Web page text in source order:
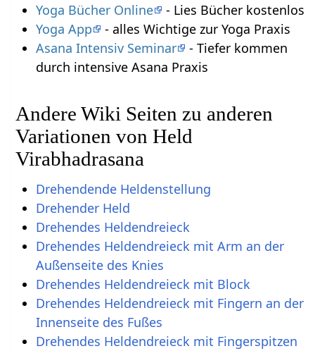
Yoga Bücher Online
- Lies Bücher kostenlos
Yoga App
- alles Wichtige zur Yoga Praxis
Asana Intensiv Seminar
- Tiefer kommen
durch intensive Asana Praxis
Andere Wiki Seiten zu anderen
Variationen von Held
Virabhadrasana
Drehendende Heldenstellung
Drehender Held
Drehendes Heldendreieck
Drehendes Heldendreieck mit Arm an der
Außenseite des Knies
Drehendes Heldendreieck mit Block
Drehendes Heldendreieck mit Fingern an der
Innenseite des Fußes
Drehendes Heldendreieck mit Fingerspitzen